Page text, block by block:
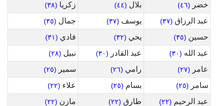
خضر (٤٦) بلال (٤٤) زكريا (٣٨)
عبد الرزاق (٣٧) يوسف (٣٧) جمال (٣٥)
حسين (٣٥) يحي (٣٢) فادي (٣١)
عبد الله (٣٠) عبد القادر (٣٠) نبيل (٢٨)
عامر (٢٧) رامي (٢٦) سمير (٢٥)
سامر (٢٥) بسام (٢٥) علاء (٢٢)
عبد الرحيم (٢٢) طارق (٢٢) مازن (٢٢)